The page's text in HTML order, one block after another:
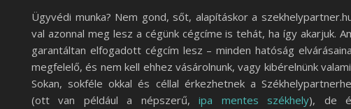
Ügyvédi munka? Nem gond, sőt, alapításkor a
val azonnal meg lesz a cégünk cégcíme is tehát, ha így akarjuk.
garantáltan elfogadott cégcím lesz – minden hatóság
megfelelő, és nem kell ehhez vásárolnunk, vagy kibérelnünk
Sokan, sokféle okkal és céllal érkezhetnek a
(ott van például a népszerű,ipa mentes székhely), de